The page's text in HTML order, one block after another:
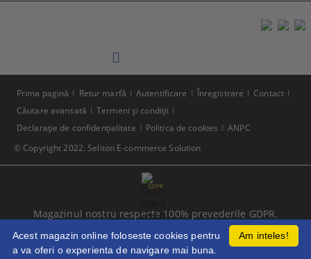
© Copyright 2022. Seliton E-commerce Solution
Prima pagină Retur marfă Autentificare Înregistrare
Contact
Căutare avansată
Termeni şi condiţii
Declaraţie de confidenţialitate
Politica de cookies ANPC
GDPR
Magazinul nostru respecta 100% prevederile GDPR.
Citeste politica de confidentialitate
Informatiile mele personale
Am inteles!
Acest magazin online foloseste cookies pentru
a va oferi o experienta de navigare mai buna.